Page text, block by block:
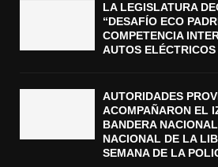
LA LEGISLATURA
“DESAFÍO ECO
COMPETENCIA
AUTOS ELÉCTRICOS
AUTORIDADES
ACOMPAÑARON EL
BANDERA
NACIONAL DE LA
SEMANA DE LA